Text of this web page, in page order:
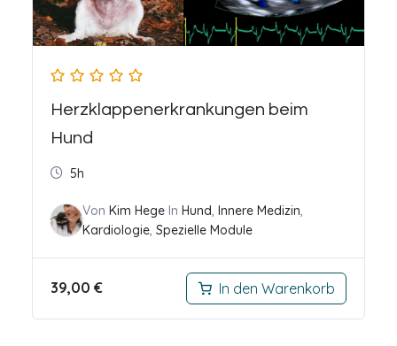
Herzklappenerkrankungen beim
Hund
5h
Von Kim Hege In Hund, Innere Medizin,
Kardiologie, Spezielle Module
39,00 € In den Warenkorb